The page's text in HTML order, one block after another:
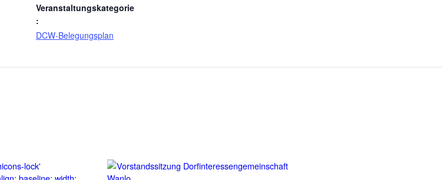
Veranstaltungskategorie
:
DCW-Belegungsplan